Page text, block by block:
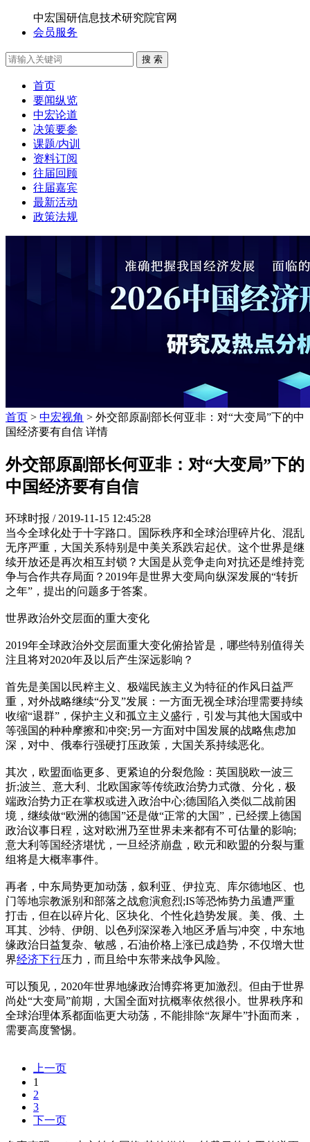
中宏国研信息技术研究院官网
会员服务
搜 索
首页
要闻纵览
中宏论道
决策要参
课题/内训
资料订阅
往届回顾
往届嘉宾
最新活动
政策法规
首页 > 中宏视角 > 外交部原副部长何亚非：对“大变局”下的中
国经济要有自信 详情
外交部原副部长何亚非：对“大变局”下的
中国经济要有自信
环球时报 / 2019-11-15 12:45:28
当今全球化处于十字路口。国际秩序和全球治理碎片化、混乱
无序严重，大国关系特别是中美关系跌宕起伏。这个世界是继
续开放还是再次相互封锁？大国是从竞争走向对抗还是维持竞
争与合作共存局面？2019年是世界大变局向纵深发展的“转折
之年”，提出的问题多于答案。
世界政治外交层面的重大变化
2019年全球政治外交层面重大变化俯拾皆是，哪些特别值得关
注且将对2020年及以后产生深远影响？
首先是美国以民粹主义、极端民族主义为特征的作风日益严
重，对外战略继续“分叉”发展：一方面无视全球治理需要持续
收缩“退群”，保护主义和孤立主义盛行，引发与其他大国或中
等强国的种种摩擦和冲突;另一方面对中国发展的战略焦虑加
深，对中、俄奉行强硬打压政策，大国关系持续恶化。
其次，欧盟面临更多、更紧迫的分裂危险：英国脱欧一波三
折;波兰、意大利、北欧国家等传统政治势力式微、分化，极
端政治势力正在掌权或进入政治中心;德国陷入类似二战前困
境，继续做“欧洲的德国”还是做“正常的大国”，已经摆上德国
政治议事日程，这对欧洲乃至世界未来都有不可估量的影响;
意大利等国经济堪忧，一旦经济崩盘，欧元和欧盟的分裂与重
组将是大概率事件。
再者，中东局势更加动荡，叙利亚、伊拉克、库尔德地区、也
门等地宗教派别和部落之战愈演愈烈;IS等恐怖势力虽遭严重
打击，但在以碎片化、区块化、个性化趋势发展。美、俄、土
耳其、沙特、伊朗、以色列深深卷入地区矛盾与冲突，中东地
缘政治日益复杂、敏感，石油价格上涨已成趋势，不仅增大世
界经济下行压力，而且给中东带来战争风险。
可以预见，2020年世界地缘政治博弈将更加激烈。但由于世界
尚处“大变局”前期，大国全面对抗概率依然很小。世界秩序和
全球治理体系都面临更大动荡，不能排除“灰犀牛”扑面而来，
需要高度警惕。
上一页
1
2
3
下一页